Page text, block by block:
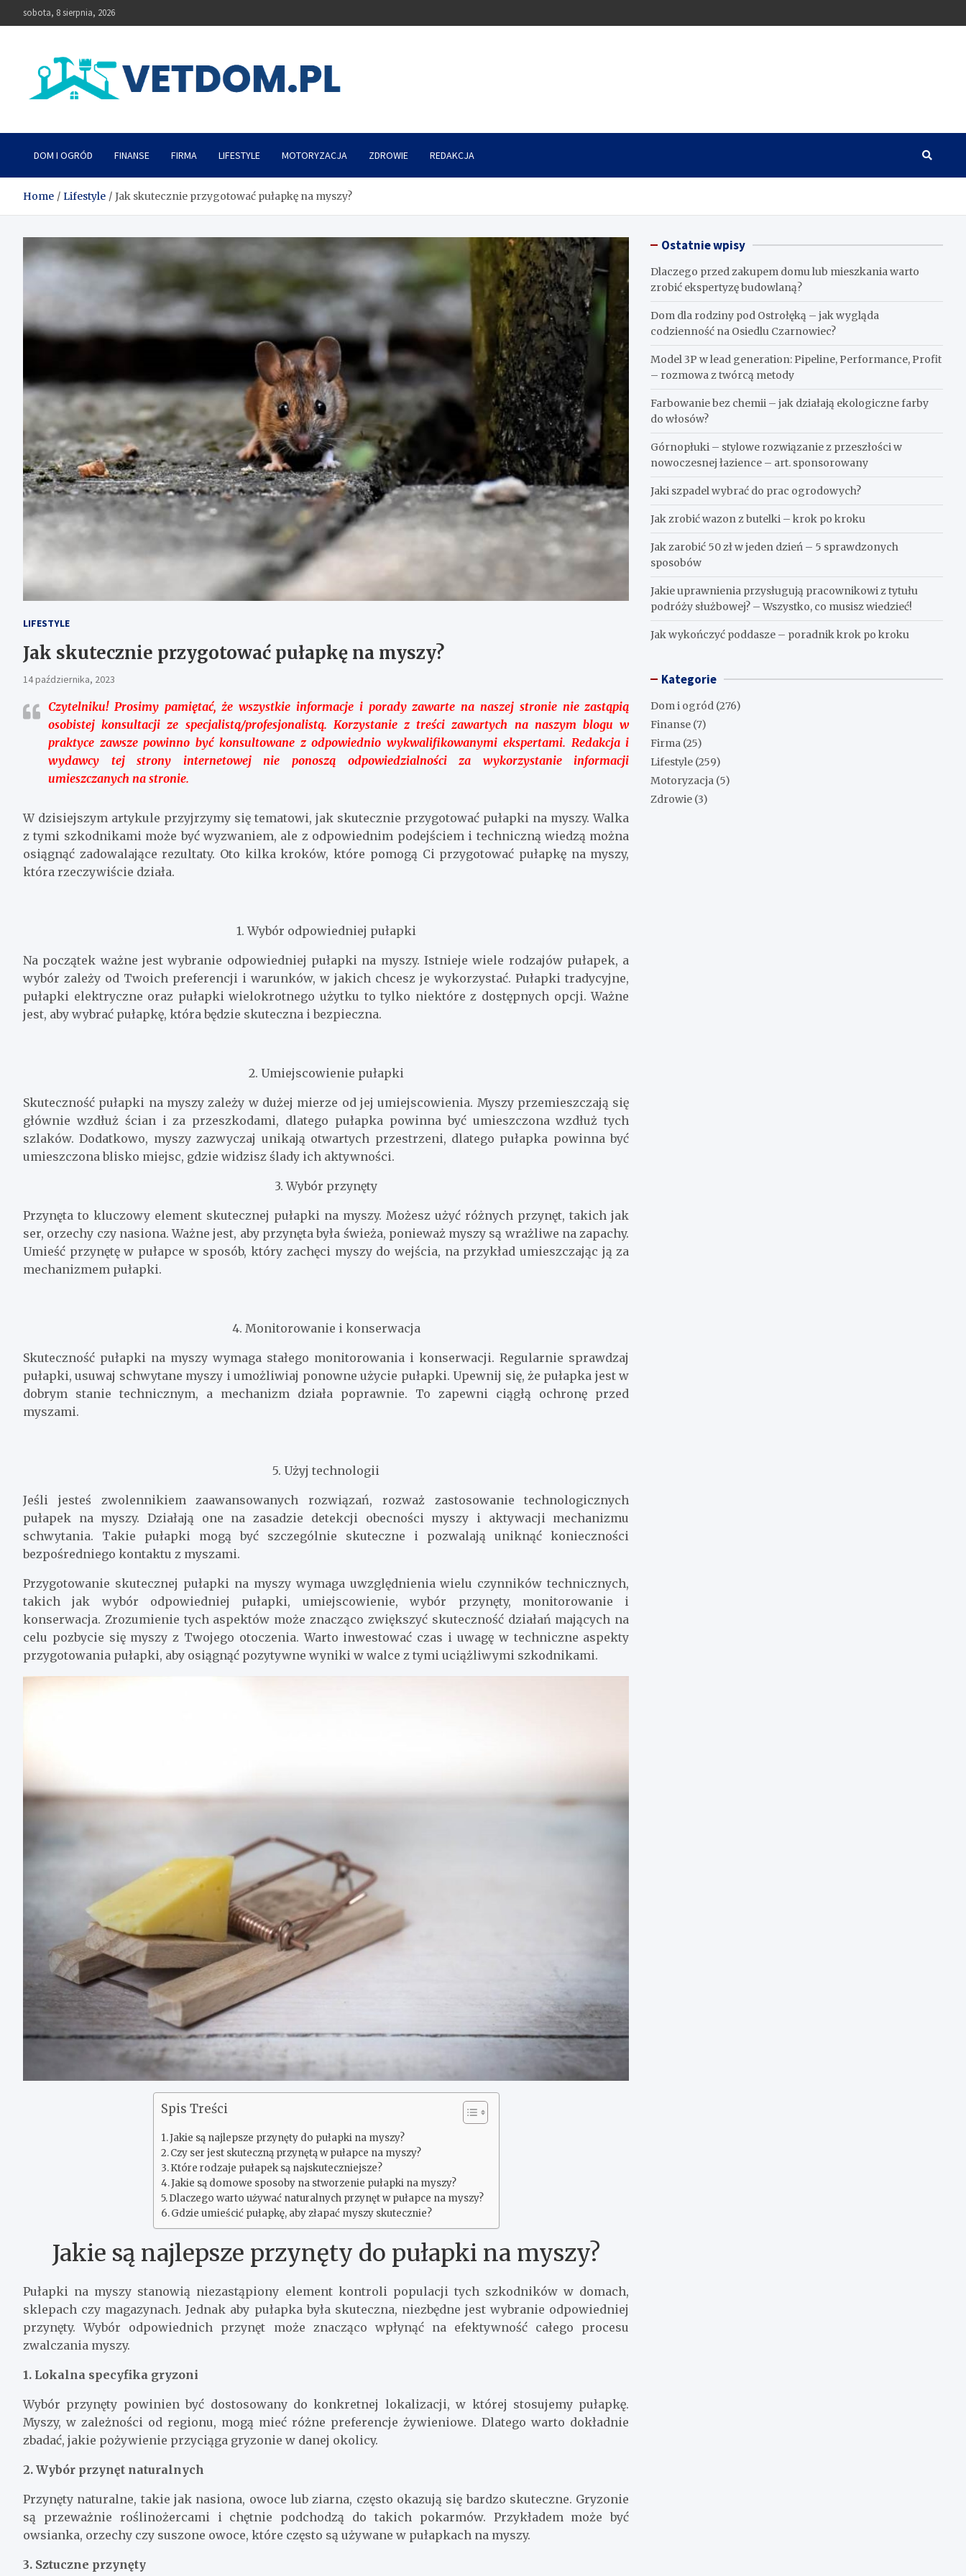
to
sobota, 8 sierpnia, 2026
Vetdom
DOM I OGRÓD FINANSE FIRMA LIFESTYLE MOTORYZACJA ZDROWIE REDAKCJA
Home Lifestyle Jak skutecznie przygotować pułapkę na myszy?
LIFESTYLE
Jak skutecznie przygotować pułapkę na myszy?
14 października, 2023
Czytelniku!Prosimy pamiętać, że wszystkie informacje i porady zawarte na naszej stronie nie zastąpią
osobistej konsultacji ze specjalistą/profesjonalistą. Korzystanie z treści zawartych na naszym blogu w
praktyce zawsze powinno być konsultowane z odpowiednio wykwalifikowanymi ekspertami. Redakcja i
wydawcy tej strony internetowej nie ponoszą odpowiedzialności za wykorzystanie informacji
umieszczanych na stronie.
W dzisiejszym artykule przyjrzymy się tematowi, jak skutecznie przygotować pułapki na myszy. Walka
z tymi szkodnikami może być wyzwaniem, ale z odpowiednim podejściem i techniczną wiedzą można
osiągnąć zadowalające rezultaty. Oto kilka kroków, które pomogą Ci przygotować pułapkę na myszy,
która rzeczywiście działa.
1. Wybór odpowiedniej pułapki
Na początek ważne jest wybranie odpowiedniej pułapki na myszy. Istnieje wiele rodzajów pułapek, a
wybór zależy od Twoich preferencji i warunków, w jakich chcesz je wykorzystać. Pułapki tradycyjne,
pułapki elektryczne oraz pułapki wielokrotnego użytku to tylko niektóre z dostępnych opcji. Ważne
jest, aby wybrać pułapkę, która będzie skuteczna i bezpieczna.
2. Umiejscowienie pułapki
Skuteczność pułapki na myszy zależy w dużej mierze od jej umiejscowienia. Myszy przemieszczają się
głównie wzdłuż ścian i za przeszkodami, dlatego pułapka powinna być umieszczona wzdłuż tych
szlaków. Dodatkowo, myszy zazwyczaj unikają otwartych przestrzeni, dlatego pułapka powinna być
umieszczona blisko miejsc, gdzie widzisz ślady ich aktywności.
3. Wybór przynęty
Przynęta to kluczowy element skutecznej pułapki na myszy. Możesz użyć różnych przynęt, takich jak
ser, orzechy czy nasiona. Ważne jest, aby przynęta była świeża, ponieważ myszy są wrażliwe na zapachy.
Umieść przynętę w pułapce w sposób, który zachęci myszy do wejścia, na przykład umieszczając ją za
mechanizmem pułapki.
4. Monitorowanie i konserwacja
Skuteczność pułapki na myszy wymaga stałego monitorowania i konserwacji. Regularnie sprawdzaj
pułapki, usuwaj schwytane myszy i umożliwiaj ponowne użycie pułapki. Upewnij się, że pułapka jest w
dobrym stanie technicznym, a mechanizm działa poprawnie. To zapewni ciągłą ochronę przed
myszami.
5. Użyj technologii
Jeśli jesteś zwolennikiem zaawansowanych rozwiązań, rozważ zastosowanie technologicznych
pułapek na myszy. Działają one na zasadzie detekcji obecności myszy i aktywacji mechanizmu
schwytania. Takie pułapki mogą być szczególnie skuteczne i pozwalają uniknąć konieczności
bezpośredniego kontaktu z myszami.
Przygotowanie skutecznej pułapki na myszy wymaga uwzględnienia wielu czynników technicznych,
takich jak wybór odpowiedniej pułapki, umiejscowienie, wybór przynęty, monitorowanie i
konserwacja. Zrozumienie tych aspektów może znacząco zwiększyć skuteczność działań mających na
celu pozbycie się myszy z Twojego otoczenia. Warto inwestować czas i uwagę w techniczne aspekty
przygotowania pułapki, aby osiągnąć pozytywne wyniki w walce z tymi uciążliwymi szkodnikami.
Spis Treści
Jakie są najlepsze przynęty do pułapki na myszy?
Czy ser jest skuteczną przynętą w pułapce na myszy?
Które rodzaje pułapek są najskuteczniejsze?
Jakie są domowe sposoby na stworzenie pułapki na myszy?
Dlaczego warto używać naturalnych przynęt w pułapce na myszy?
Gdzie umieścić pułapkę, aby złapać myszy skutecznie?
Jakie są najlepsze przynęty do pułapki na myszy?
Pułapki na myszy stanowią niezastąpiony element kontroli populacji tych szkodników w domach,
sklepach czy magazynach. Jednak aby pułapka była skuteczna, niezbędne jest wybranie odpowiedniej
przynęty. Wybór odpowiednich przynęt może znacząco wpłynąć na efektywność całego procesu
zwalczania myszy.
1. Lokalna specyfika gryzoni
Wybór przynęty powinien być dostosowany do konkretnej lokalizacji, w której stosujemy pułapkę.
Myszy, w zależności od regionu, mogą mieć różne preferencje żywieniowe. Dlatego warto dokładnie
zbadać, jakie pożywienie przyciąga gryzonie w danej okolicy.
2. Wybór przynęt naturalnych
Przynęty naturalne, takie jak nasiona, owoce lub ziarna, często okazują się bardzo skuteczne. Gryzonie
są przeważnie roślinożercami i chętnie podchodzą do takich pokarmów. Przykładem może być
owsianka, orzechy czy suszone owoce, które często są używane w pułapkach na myszy.
3. Sztuczne przynęty
Ostatnie wpisy
Dlaczego przed zakupem domu lub mieszkania warto
zrobić ekspertyzę budowlaną?
Dom dla rodziny pod Ostrołęką – jak wygląda
codzienność na Osiedlu Czarnowiec?
Model 3P w lead generation: Pipeline, Performance, Profit
– rozmowa z twórcą metody
Farbowanie bez chemii – jak działają ekologiczne farby
do włosów?
Górnopłuki – stylowe rozwiązanie z przeszłości w
nowoczesnej łazience – art. sponsorowany
Jaki szpadel wybrać do prac ogrodowych?
Jak zrobić wazon z butelki – krok po kroku
Jak zarobić 50 zł w jeden dzień – 5 sprawdzonych
sposobów
Jakie uprawnienia przysługują pracownikowi z tytułu
podróży służbowej? – Wszystko, co musisz wiedzieć!
Jak wykończyć poddasze – poradnik krok po kroku
Kategorie
Dom i ogród (276)
Finanse (7)
Firma (25)
Lifestyle (259)
Motoryzacja (5)
Zdrowie (3)